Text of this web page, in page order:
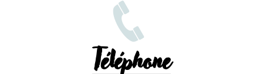
Téléphone